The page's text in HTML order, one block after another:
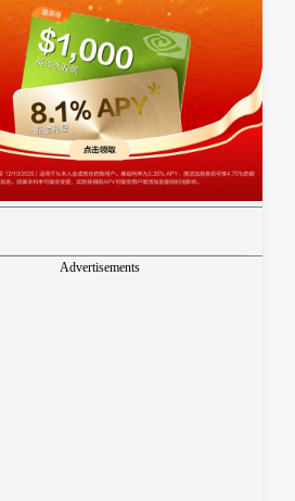
Advertisements